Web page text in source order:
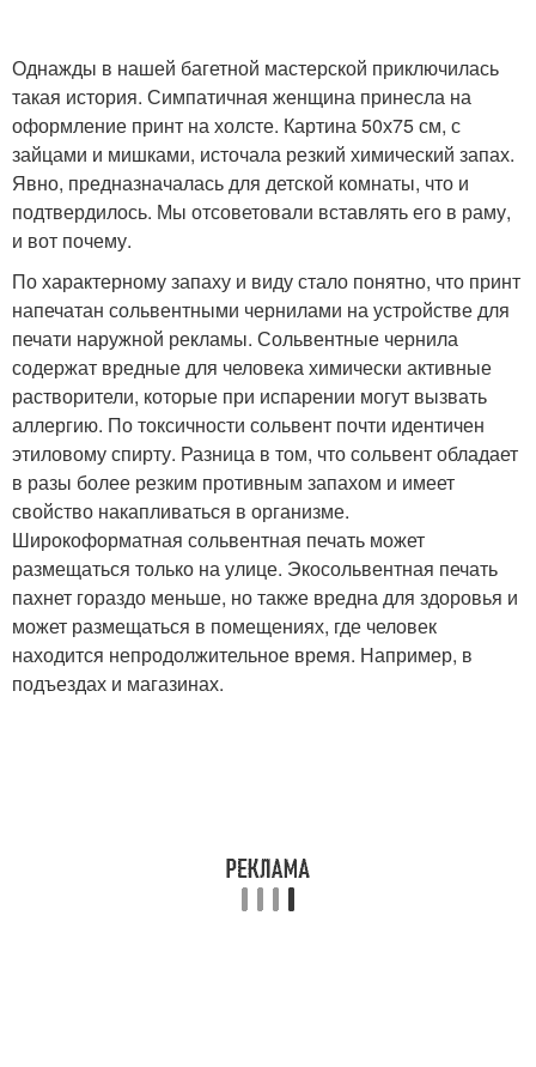
Однажды в нашей багетной мастерской приключилась
такая история. Симпатичная женщина принесла на
оформление принт на холсте. Картина 50х75 см, с
зайцами и мишками, источала резкий химический запах.
Явно, предназначалась для детской комнаты, что и
подтвердилось. Мы отсоветовали вставлять его в раму,
и вот почему.
По характерному запаху и виду стало понятно, что принт
напечатан сольвентными чернилами на устройстве для
печати наружной рекламы. Сольвентные чернила
содержат вредные для человека химически активные
растворители, которые при испарении могут вызвать
аллергию. По токсичности сольвент почти идентичен
этиловому спирту. Разница в том, что сольвент обладает
в разы более резким противным запахом и имеет
свойство накапливаться в организме.
Широкоформатная сольвентная печать может
размещаться только на улице. Экосольвентная печать
пахнет гораздо меньше, но также вредна для здоровья и
может размещаться в помещениях, где человек
находится непродолжительное время. Например, в
подъездах и магазинах.